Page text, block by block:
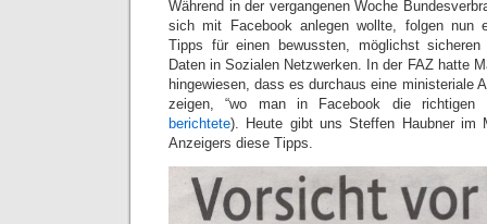
Während in der vergangenen Woche
sich mit Facebook anlegen wollte, folgen nun
Tipps für einen bewussten, möglichst
Daten in Sozialen Netzwerken. In der FAZ hatte
hingewiesen, dass es durchaus eine ministeriale
zeigen, “wo man in Facebook die richtigen
berichtete). Heute gibt uns Steffen Haubner im
Anzeigers diese Tipps.